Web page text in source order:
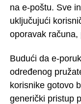
na e-poštu. Sve
uključujući
oporavak
Budući da e-
određenog
korisnike gotovo
generički pristup